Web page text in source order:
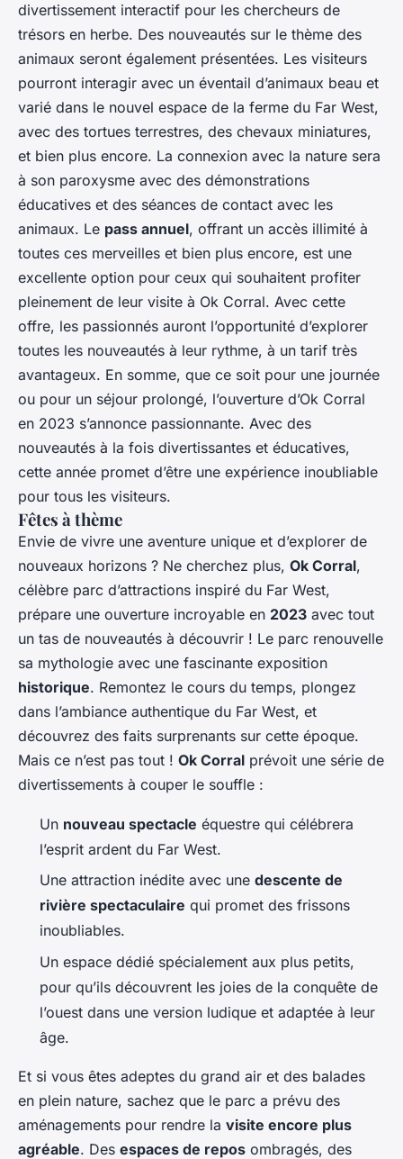
divertissement interactif pour les chercheurs de
trésors en herbe. Des nouveautés sur le thème des
animaux seront également présentées. Les visiteurs
pourront interagir avec un éventail d’animaux beau et
varié dans le nouvel espace de la ferme du Far West,
avec des tortues terrestres, des chevaux miniatures,
et bien plus encore. La connexion avec la nature sera
à son paroxysme avec des démonstrations
éducatives et des séances de contact avec les
animaux. Le pass annuel, offrant un accès illimité à
toutes ces merveilles et bien plus encore, est une
excellente option pour ceux qui souhaitent profiter
pleinement de leur visite à Ok Corral. Avec cette
offre, les passionnés auront l’opportunité d’explorer
toutes les nouveautés à leur rythme, à un tarif très
avantageux. En somme, que ce soit pour une journée
ou pour un séjour prolongé, l’ouverture d’Ok Corral
en 2023 s’annonce passionnante. Avec des
nouveautés à la fois divertissantes et éducatives,
cette année promet d’être une expérience inoubliable
pour tous les visiteurs.
Fêtes à thème
Envie de vivre une aventure unique et d’explorer de
nouveaux horizons ? Ne cherchez plus, Ok Corral,
célèbre parc d’attractions inspiré du Far West,
prépare une ouverture incroyable en 2023 avec tout
un tas de nouveautés à découvrir ! Le parc renouvelle
sa mythologie avec une fascinante exposition
historique. Remontez le cours du temps, plongez
dans l’ambiance authentique du Far West, et
découvrez des faits surprenants sur cette époque.
Mais ce n’est pas tout ! Ok Corral prévoit une série de
divertissements à couper le souffle :
Un nouveau spectacle équestre qui célébrera
l’esprit ardent du Far West.
Une attraction inédite avec une descente de
rivière spectaculaire qui promet des frissons
inoubliables.
Un espace dédié spécialement aux plus petits,
pour qu’ils découvrent les joies de la conquête de
l’ouest dans une version ludique et adaptée à leur
âge.
Et si vous êtes adeptes du grand air et des balades
en plein nature, sachez que le parc a prévu des
aménagements pour rendre la visite encore plus
agréable. Des espaces de repos ombragés, des